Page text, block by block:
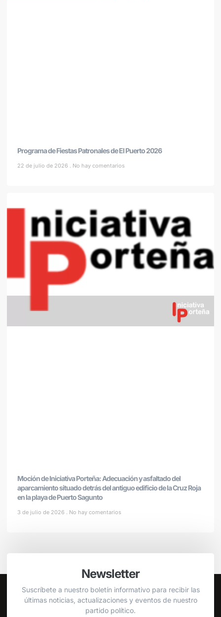
Programa de Fiestas Patronales de El Puerto 2026
22 de julio de 2026 No hay comentarios
Moción de Iniciativa Porteña: Adecuación y asfaltado del
aparcamiento situado detrás del antiguo edificio de la Cruz Roja
en la playa de Puerto Sagunto
3 de julio de 2026 No hay comentarios
Newsletter
Suscríbete a nuestro boletín informativo para recibir las
últimas noticias, actualizaciones y eventos de nuestro
partido político.